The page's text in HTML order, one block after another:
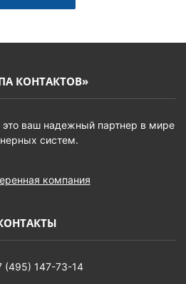
КОНТАКТОВ»
ваш надежный партнер в мире
систем.
(495) 147-73-14